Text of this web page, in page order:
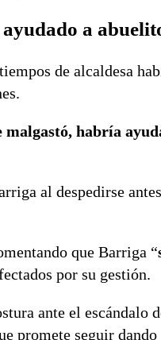
a
de alcaldesa
habría
al despedirse
que Barriga “
por su gestión.
ante el escándalo
promete seguir dando